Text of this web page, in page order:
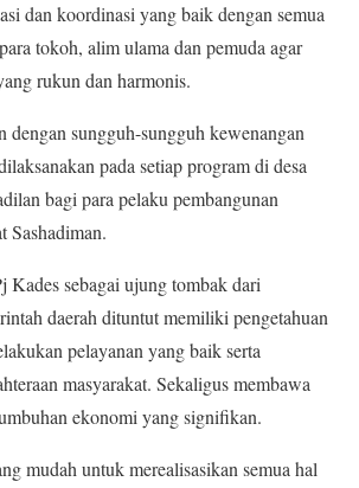
dan koordinasi yang baik dengan semua
tokoh, alim ulama dan pemuda agar
rukun dan harmonis.
dengan sungguh-sungguh kewenangan
pada setiap program di desa
bagi para pelaku pembangunan
Sashadiman.
Kades sebagai ujung tombak dari
daerah dituntut memiliki pengetahuan
pelayanan yang baik serta
masyarakat. Sekaligus membawa
ekonomi yang signifikan.
mudah untuk merealisasikan semua hal